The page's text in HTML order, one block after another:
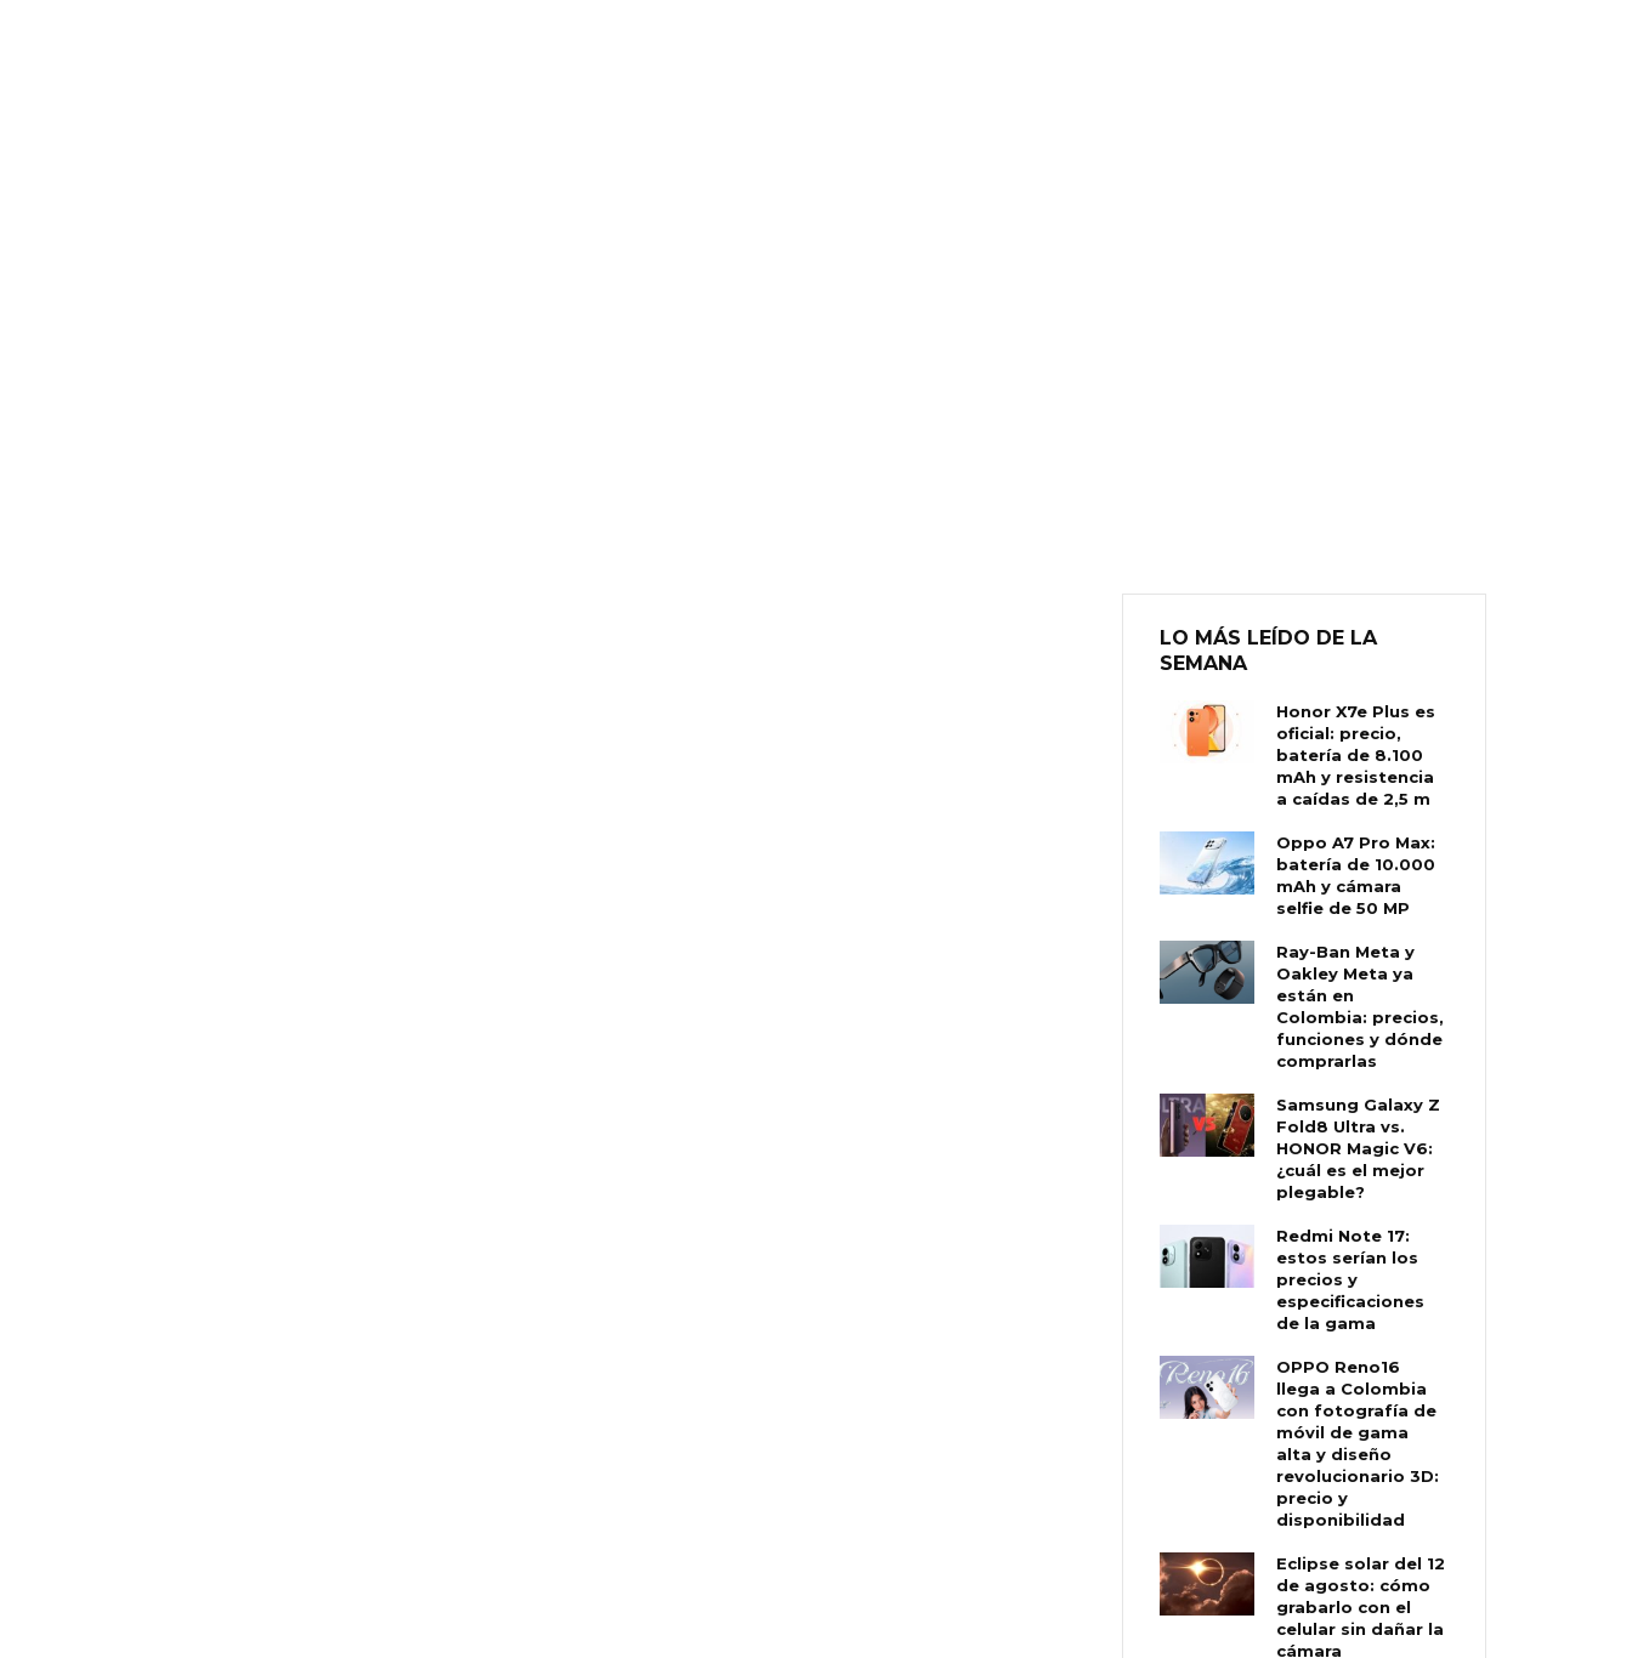
LO MÁS LEÍDO DE LA
SEMANA
Honor X7e Plus es
oficial: precio,
batería de 8.100
mAh y resistencia
a caídas de 2,5 m
Oppo A7 Pro Max:
batería de 10.000
mAh y cámara
selfie de 50 MP
Ray-Ban Meta y
Oakley Meta ya
están en
Colombia: precios,
funciones y dónde
comprarlas
Samsung Galaxy Z
Fold8 Ultra vs.
HONOR Magic V6:
¿cuál es el mejor
plegable?
Redmi Note 17:
estos serían los
precios y
especificaciones
de la gama
OPPO Reno16
llega a Colombia
con fotografía de
móvil de gama
alta y diseño
revolucionario 3D:
precio y
disponibilidad
Eclipse solar del 12
de agosto: cómo
grabarlo con el
celular sin dañar la
cámara